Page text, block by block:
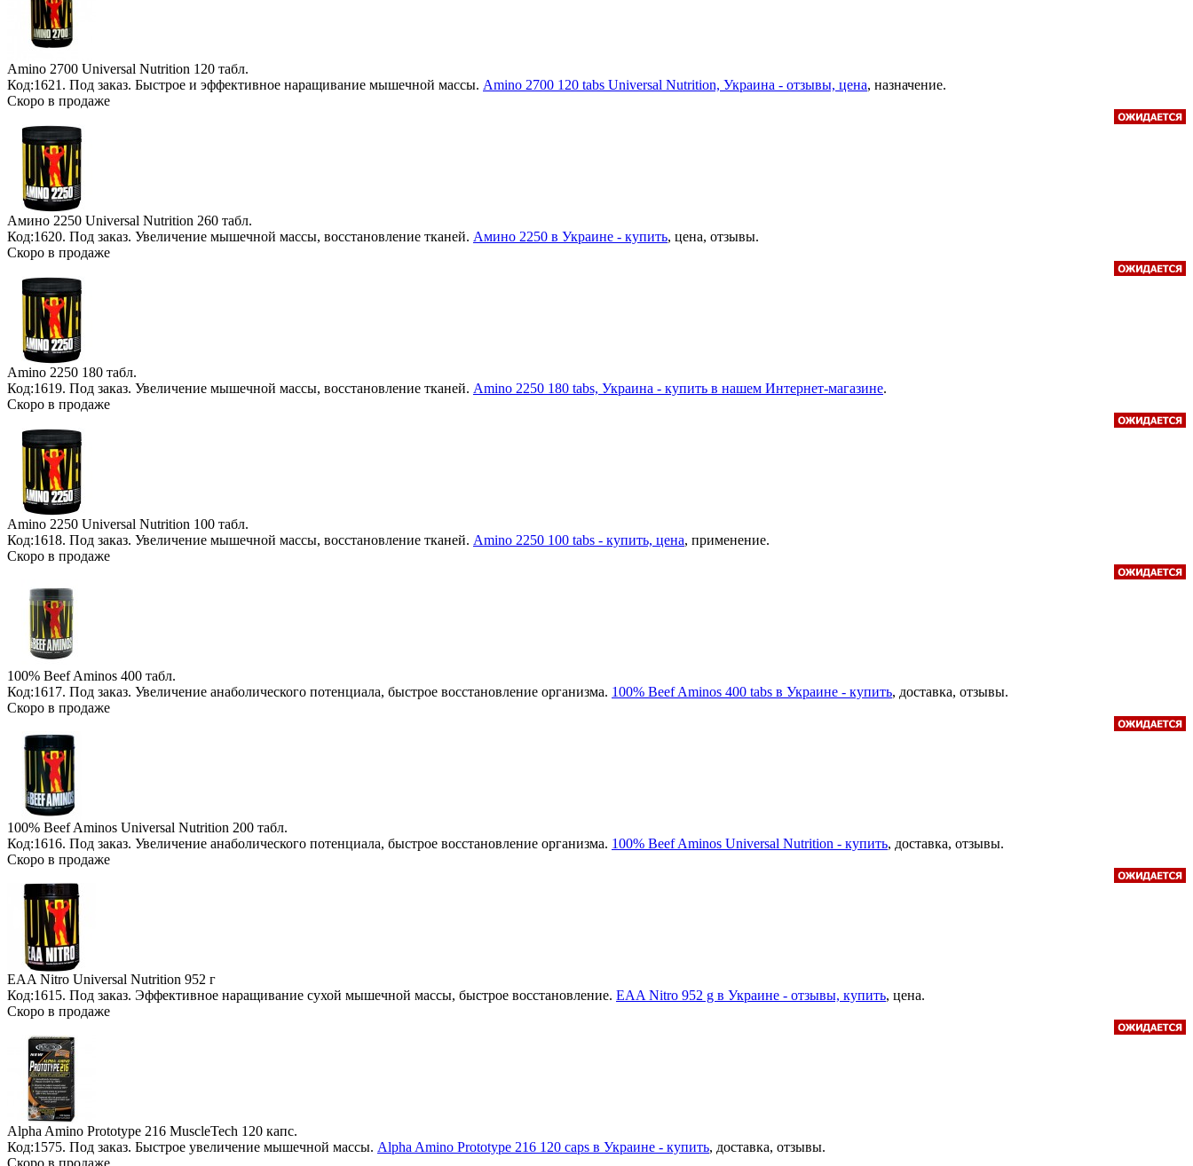
Amino 2700 Universal Nutrition 120 табл.
Код:1621. Под заказ. Быстрое и эффективное наращивание мышечной массы. Amino 2700 120 tabs Universal Nutrition, Украина - отзывы, цена, назначение.
Скоро в продаже
Амино 2250 Universal Nutrition 260 табл.
Код:1620. Под заказ. Увеличение мышечной массы, восстановление тканей. Амино 2250 в Украине - купить, цена, отзывы.
Скоро в продаже
Amino 2250 180 табл.
Код:1619. Под заказ. Увеличение мышечной массы, восстановление тканей. Amino 2250 180 tabs, Украина - купить в нашем Интернет-магазине.
Скоро в продаже
Amino 2250 Universal Nutrition 100 табл.
Код:1618. Под заказ. Увеличение мышечной массы, восстановление тканей. Amino 2250 100 tabs - купить, цена, применение.
Скоро в продаже
100% Beef Aminos 400 табл.
Код:1617. Под заказ. Увеличение анаболического потенциала, быстрое восстановление организма. 100% Beef Aminos 400 tabs в Украине - купить, доставка, отзывы.
Скоро в продаже
100% Beef Aminos Universal Nutrition 200 табл.
Код:1616. Под заказ. Увеличение анаболического потенциала, быстрое восстановление организма. 100% Beef Aminos Universal Nutrition - купить, доставка, отзывы.
Скоро в продаже
EAA Nitro Universal Nutrition 952 г
Код:1615. Под заказ. Эффективное наращивание сухой мышечной массы, быстрое восстановление. EAA Nitro 952 g в Украине - отзывы, купить, цена.
Скоро в продаже
Alpha Amino Prototype 216 MuscleTech 120 капс.
Код:1575. Под заказ. Быстрое увеличение мышечной массы. Alpha Amino Prototype 216 120 caps в Украине - купить, доставка, отзывы.
Скоро в продаже